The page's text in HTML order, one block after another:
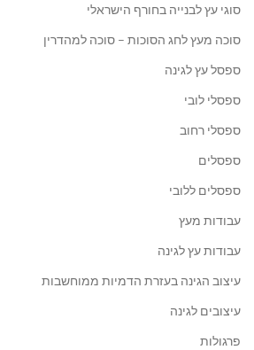
סוגי עץ לבנייה בחורף הישראלי
סוכה מעץ לחג הסוכות – סוכה למהדרין
ספסל עץ לגינה
ספסלי לובי
ספסלי רחוב
ספסלים
ספסלים ללובי
עבודות מעץ
עבודות עץ לגינה
עיצוב הגינה בעזרת הדמיות ממוחשבות
עיצובים לגינה
פרגולות